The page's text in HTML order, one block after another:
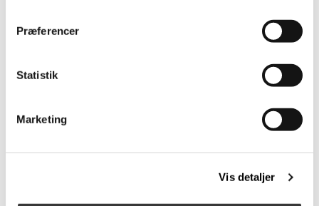
Præferencer
Statistik
Marketing
Vis detaljer
Uyuni LED Celebration,
Ø5,8xH15 cm
Grankogle LED lys